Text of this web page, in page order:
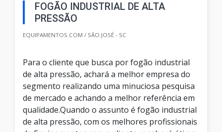
FOGÃO INDUSTRIAL DE ALTA
PRESSÃO
EQUIPAMENTOS.COM / SÃO JOSÉ - SC
Para o cliente que busca por fogão industrial
de alta pressão, achará a melhor empresa do
segmento realizando uma minuciosa pesquisa
de mercado e achando a melhor referência em
qualidade.Quando o assunto é fogão industrial
de alta pressão, com os melhores profissionais